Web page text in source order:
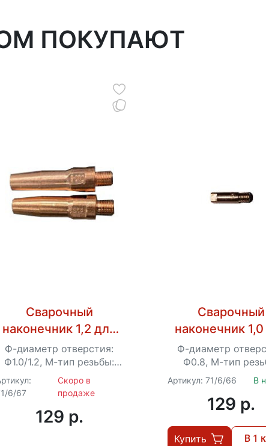
ПОКУПАЮТ
Сварочный
наконечник 1,2 для
сварки AL (для
проволоки 1,0) для
САИПА-200,
220, 220, 350
Ф-диаметр отверстия:
Ф1.0/1.2, М-тип резьбы:
M6*25
6/67
Скоро в
продаже
129 p.
Сварочный
наконечник
сварки AL
проволоки
Ресанта
220, 220
Ф-диаметр
Ф0.8, М-тип
M6*25
Артикул: 71/6/66 В
129 p.
Купить В 1